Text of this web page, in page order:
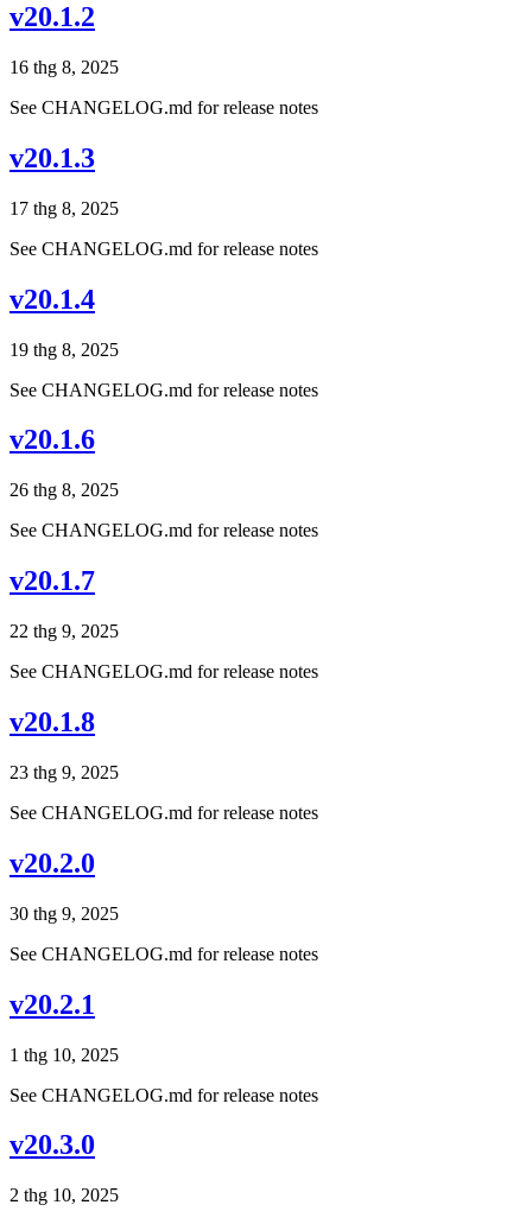
v20.1.2
16 thg 8, 2025
See CHANGELOG.md for release notes
v20.1.3
17 thg 8, 2025
See CHANGELOG.md for release notes
v20.1.4
19 thg 8, 2025
See CHANGELOG.md for release notes
v20.1.6
26 thg 8, 2025
See CHANGELOG.md for release notes
v20.1.7
22 thg 9, 2025
See CHANGELOG.md for release notes
v20.1.8
23 thg 9, 2025
See CHANGELOG.md for release notes
v20.2.0
30 thg 9, 2025
See CHANGELOG.md for release notes
v20.2.1
1 thg 10, 2025
See CHANGELOG.md for release notes
v20.3.0
2 thg 10, 2025